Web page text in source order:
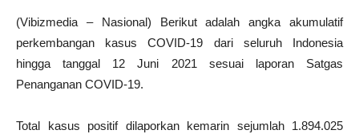
(Vibizmedia – Nasional) Berikut adalah angka akumulatif
perkembangan kasus COVID-19 dari seluruh Indonesia
hingga tanggal 12 Juni 2021 sesuai laporan Satgas
Penanganan COVID-19.
Total kasus positif dilaporkan kemarin sejumlah 1.894.025